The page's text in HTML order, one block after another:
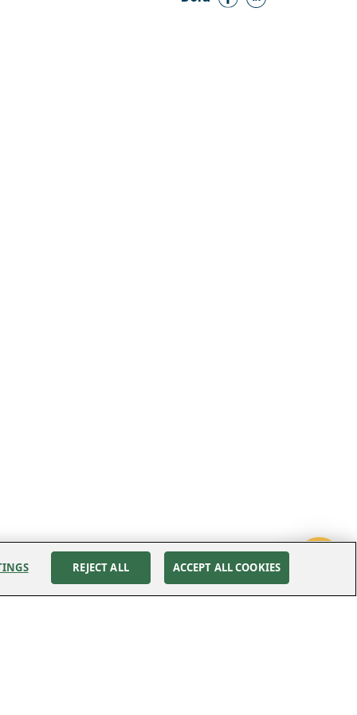
REJECT ALL ACCEPT ALL COOKIES